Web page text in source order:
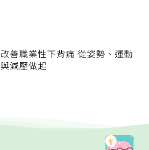
改善職業性下背痛 從姿勢、運動
與減壓做起